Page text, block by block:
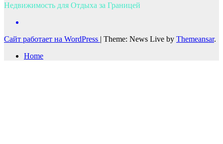
Недвижимость для Отдыха за Границей
Сайт работает на WordPress | Theme: News Live by Themeansar.
Home